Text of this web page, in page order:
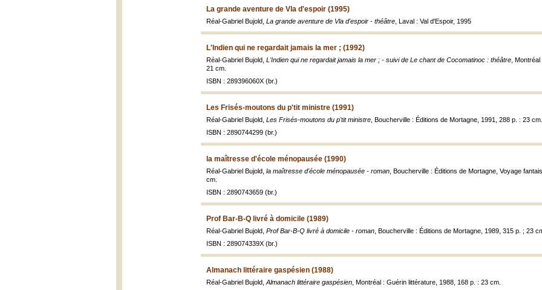
La grande aventure de Vla d'espoir (1995)
Réal-Gabriel Bujold, La grande aventure de Vla d'espoir - théâtre , Laval : Val d'Espoir, 1995
L'Indien qui ne regardait jamais la mer ; (1992)
Réal-Gabriel Bujold, L'Indien qui ne regardait jamais la mer ; - suivi de Le chant de Cocomatinoc : théâtre ,
21 cm.
ISBN : 289396060X (br.)
Les Frisés-moutons du p'tit ministre (1991)
Réal-Gabriel Bujold, Les Frisés-moutons du p'tit ministre , Boucherville : Éditions de Mortagne, 1991, 288 p. : 23 cm.
ISBN : 2890744299 (br.)
la maîtresse d'école ménopausée (1990)
Réal-Gabriel Bujold, la maîtresse d'école ménopausée - roman , Boucherville : Éditions de Mortagne, Voyage
cm.
ISBN : 2890743659 (br.)
Prof Bar-B-Q livré à domicile (1989)
Réal-Gabriel Bujold, Prof Bar-B-Q livré à domicile - roman , Boucherville : Éditions de Mortagne, 1989, 315 p. ; 23
ISBN : 289074339X (br.)
Almanach littéraire gaspésien (1988)
Réal-Gabriel Bujold, Almanach littéraire gaspésien , Montréal : Guérin littérature, 1988, 168 p. : 23 cm.